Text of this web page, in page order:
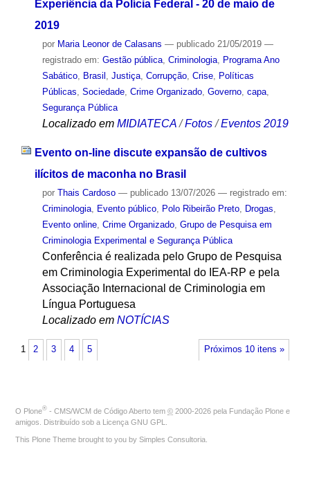
Experiência da Polícia Federal - 20 de maio de
2019
por Maria Leonor de Calasans — publicado21/05/2019 —
registrado em: Gestão pública, Criminologia, Programa Ano
Sabático, Brasil Justiça, Corrupção, Crise, Políticas
Públicas Sociedade, Crime Organizado, Governo, capa,
Segurança Pública
Localizado em MIDIATECA /Fotos /Eventos 2019
Evento on-line discute expansão de cultivos
ilícitos de maconha no Brasil
por Thais Cardoso — publicado13/07/2026 — registrado em:
Criminologia, Evento público, Polo Ribeirão Preto, Drogas,
Evento online, Crime Organizado, Grupo de Pesquisa em
Criminologia Experimental e Segurança Pública
Conferência é realizada pelo Grupo de Pesquisa
em Criminologia Experimental do IEA-RP e pela
Associação Internacional de Criminologia em
Língua Portuguesa
Localizado em NOTÍCIAS
Próximos 10 itens »
1 2 3 4 5
O Plone® - CMS/WCM de Código Aberto tem © 2000-2026 pela Fundação Plone e
amigos. Distribuído sob a Licença GNU GPL
This Plone Theme brought to you by Simples Consultoria